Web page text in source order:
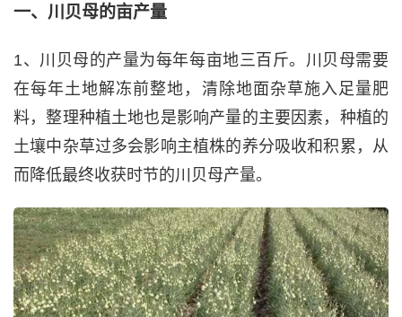
一、川贝母的亩产量
1、川贝母的产量为每年每亩地三百斤。川贝母需要
在每年土地解冻前整地，清除地面杂草施入足量肥
料，整理种植土地也是影响产量的主要因素，种植的
土壤中杂草过多会影响主植株的养分吸收和积累，从
而降低最终收获时节的川贝母产量。